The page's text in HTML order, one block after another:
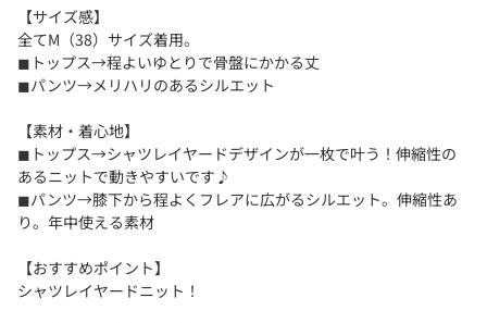
【サイズ感】
全てM（38）サイズ着用。
◼︎トップス→程よいゆとりで骨盤にかかる丈
◼︎パンツ→メリハリのあるシルエット
【素材・着心地】
◼︎トップス→シャツレイヤードデザインが一枚で叶う！伸縮性の
あるニットで動きやすいです♪
◼︎パンツ→膝下から程よくフレアに広がるシルエット。伸縮性あ
り。年中使える素材
【おすすめポイント】
シャツレイヤードニット！